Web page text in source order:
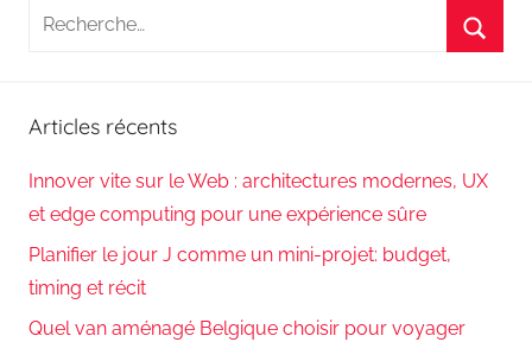
Recherche
Articles récents
Innover vite sur le Web : architectures modernes, UX
et edge computing pour une expérience sûre
Planifier le jour J comme un mini-projet: budget,
timing et récit
Quel van aménagé Belgique choisir pour voyager